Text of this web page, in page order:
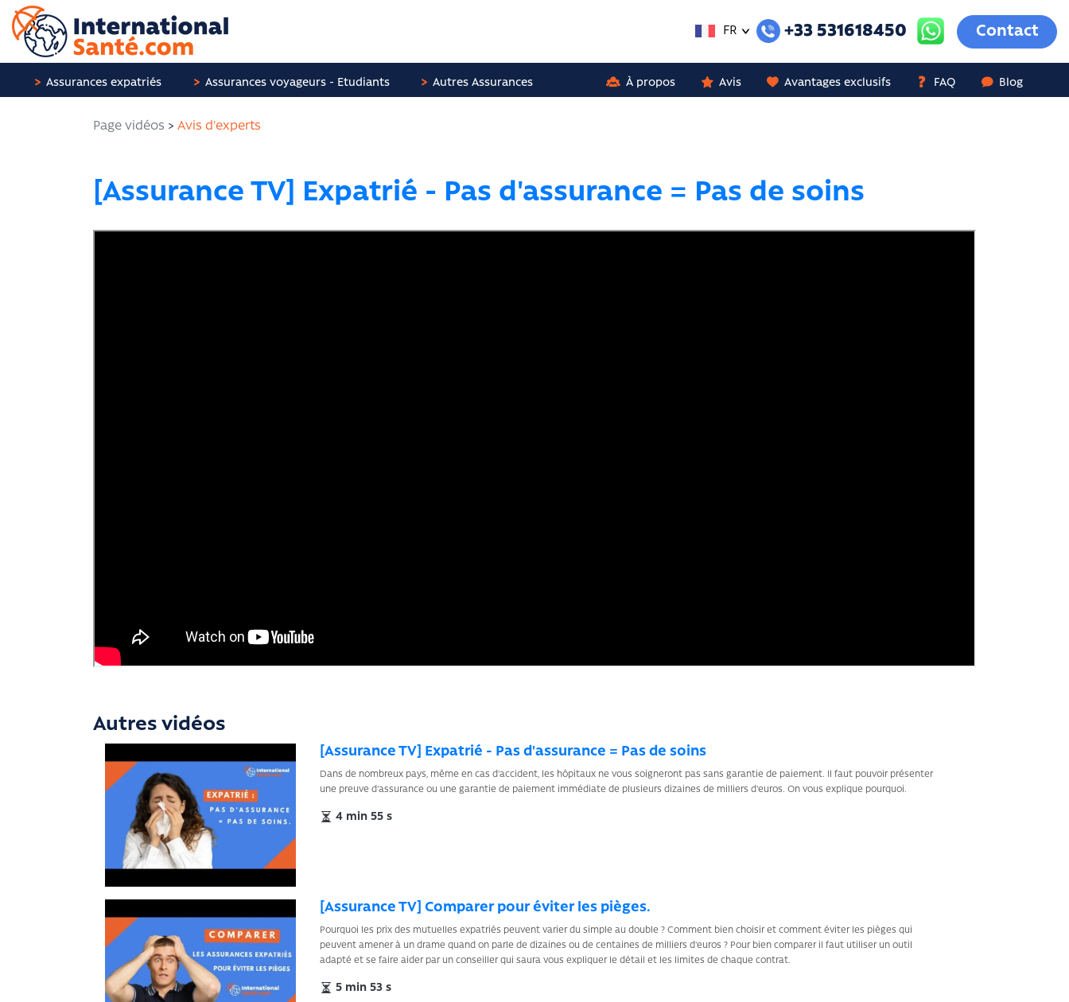
FR +33 531618450 Contact
Assurances expatriés Assurances voyageurs - Etudiants Autres Assurances À propos Avis Avantages exclusifs FAQ Blog
Page vidéos > Avis d'experts
[Assurance TV] Expatrié - Pas d'assurance = Pas de soins
Autres vidéos
[Assurance TV] Expatrié - Pas d'assurance = Pas de soins
Dans de nombreux pays, même en cas d'accident, les hôpitaux ne vous soigneront pas sans garantie de paiement. Il faut pouvoir présenter
une preuve d'assurance ou une garantie de paiement immédiate de plusieurs dizaines de milliers d'euros. On vous explique pourquoi.
4 min 55 s
[Assurance TV] Comparer pour éviter les pièges.
Pourquoi les prix des mutuelles expatriés peuvent varier du simple au double ? Comment bien choisir et comment éviter les pièges qui
peuvent amener à un drame quand on parle de dizaines ou de centaines de milliers d'euros ? Pour bien comparer il faut utiliser un outil
adapté et se faire aider par un conseiller qui saura vous expliquer le détail et les limites de chaque contrat.
5 min 53 s
Panneau de gestion des cookies